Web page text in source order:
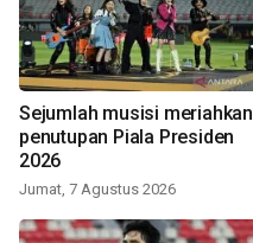
Sejumlah musisi meriahkan
penutupan Piala Presiden
2026
Jumat, 7 Agustus 2026